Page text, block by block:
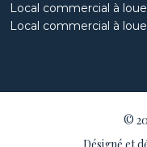
Local commercial à
Local commercial à
©
Désigné et